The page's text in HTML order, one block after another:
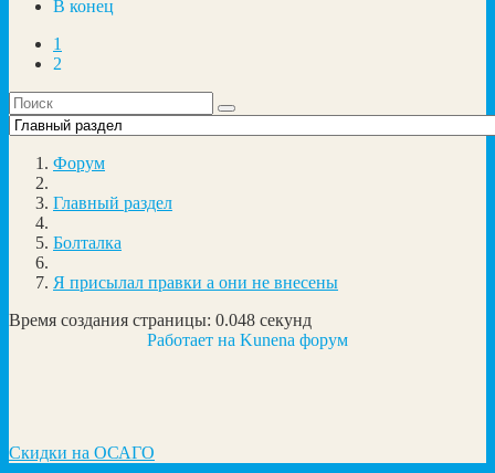
В конец
1
2
Форум
Главный раздел
Болталка
Я присылал правки а они не внесены
Время создания страницы: 0.048 секунд
Работает на Kunena форум
Скидки на ОСАГО